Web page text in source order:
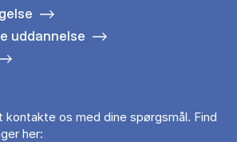
uddannelse
kontakte os med dine spørgsmål. Find
her: